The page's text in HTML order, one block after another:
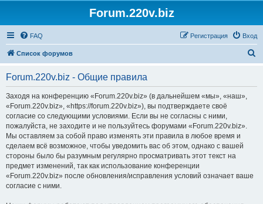
Forum.220v.biz
FAQ Вход
Регистрация
Список форумов
Forum.220v.biz - Общие правила
Заходя на конференцию «Forum.220v.biz» (в дальнейшем «мы», «наш»,
«Forum.220v.biz», «https://forum.220v.biz»), вы подтверждаете своё
согласие со следующими условиями. Если вы не согласны с ними,
пожалуйста, не заходите и не пользуйтесь форумами «Forum.220v.biz».
Мы оставляем за собой право изменять эти правила в любое время и
сделаем всё возможное, чтобы уведомить вас об этом, однако с вашей
стороны было бы разумным регулярно просматривать этот текст на
предмет изменений, так как использование конференции
«Forum.220v.biz» после обновления/исправления условий означает ваше
согласие с ними.